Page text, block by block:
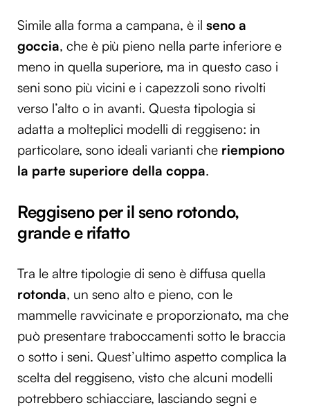
Simile alla forma a campana, è il seno a
goccia, che è più pieno nella parte inferiore e
meno in quella superiore, ma in questo caso i
seni sono più vicini e i capezzoli sono rivolti
verso l’alto o in avanti. Questa tipologia si
adatta a molteplici modelli di reggiseno: in
particolare, sono ideali varianti che riempiono
la parte superiore della coppa.
Reggiseno per il seno rotondo,
grande e rifatto
Tra le altre tipologie di seno è diffusa quella
rotonda, un seno alto e pieno, con le
mammelle ravvicinate e proporzionato, ma che
può presentare traboccamenti sotto le braccia
o sotto i seni. Quest’ultimo aspetto complica la
scelta del reggiseno, visto che alcuni modelli
potrebbero schiacciare, lasciando segni e